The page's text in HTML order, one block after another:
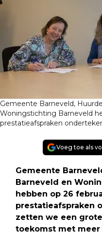
Gemeente Barneveld,
Woningstichting Barneveld
prestatieafspraken
Voeg toe als
Gemeente
Barneveld en
hebben op 26
prestatieafspraken
zetten we een
toekomst met meer